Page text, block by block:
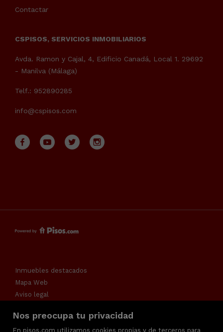
Nos preocupa tu privacidad
En pisos.com utilizamos cookies propias y de terceros para
Contactar
CSPISOS, SERVICIOS INMOBILIARIOS
Avda. Ramon y Cajal, 4, Edificio Canadá, Local 1. 29692
- Manilva (Málaga)
Telf.: 952890285
info@cspisos.com
Inmuebles destacados
Mapa Web
Aviso legal
Política de cookies